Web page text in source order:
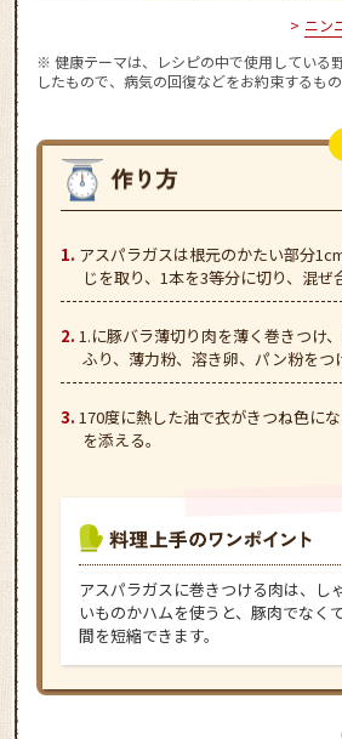
ニン
※ 健康テーマは、レシピの中で使用している
したもので、病気の回復などをお約束するもの
アスパラガスは根元のかたい部分
じを取り、1本を3等分に切り、混ぜ
1.に豚バラ薄切り肉を薄く巻きつけ
ふり、薄力粉、溶き卵、パン粉をつ
170度に熱した油で衣がきつね色に
を添える。
アスパラガスに巻きつける肉は、し
いものかハムを使うと、豚肉でなく
間を短縮できます。